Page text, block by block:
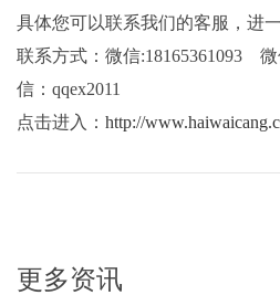
具体您可以联系我们的客服，进一
联系方式：微信:18165361093
信：qqex2011
点击进入： http://
更多资讯